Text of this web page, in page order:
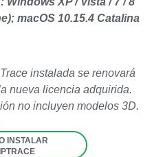
macOS 10.15.4 Catalina
instalada se renovará
nueva licencia adquirida.
no incluyen modelos 3D.
INSTALAR